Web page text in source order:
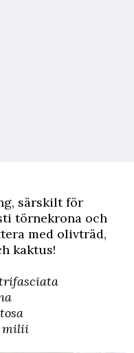
särskilt för
törnekrona och
med olivträd,
kaktus!
milii